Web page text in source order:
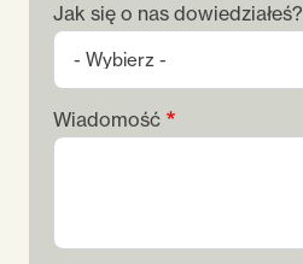
Jak się o nas dowiedziałeś?
Wiadomość